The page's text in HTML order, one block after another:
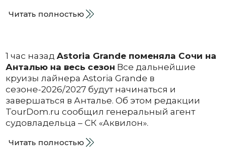
Читать полностью
1 час назад Astoria Grande поменяла Сочи на
Анталью на весь сезон Все дальнейшие
круизы лайнера Astoria Grande в
сезоне-2026/2027 будут начинаться и
завершаться в Анталье. Об этом редакции
TourDom.ru сообщил генеральный агент
судовладельца – СК «Аквилон».
Читать полностью